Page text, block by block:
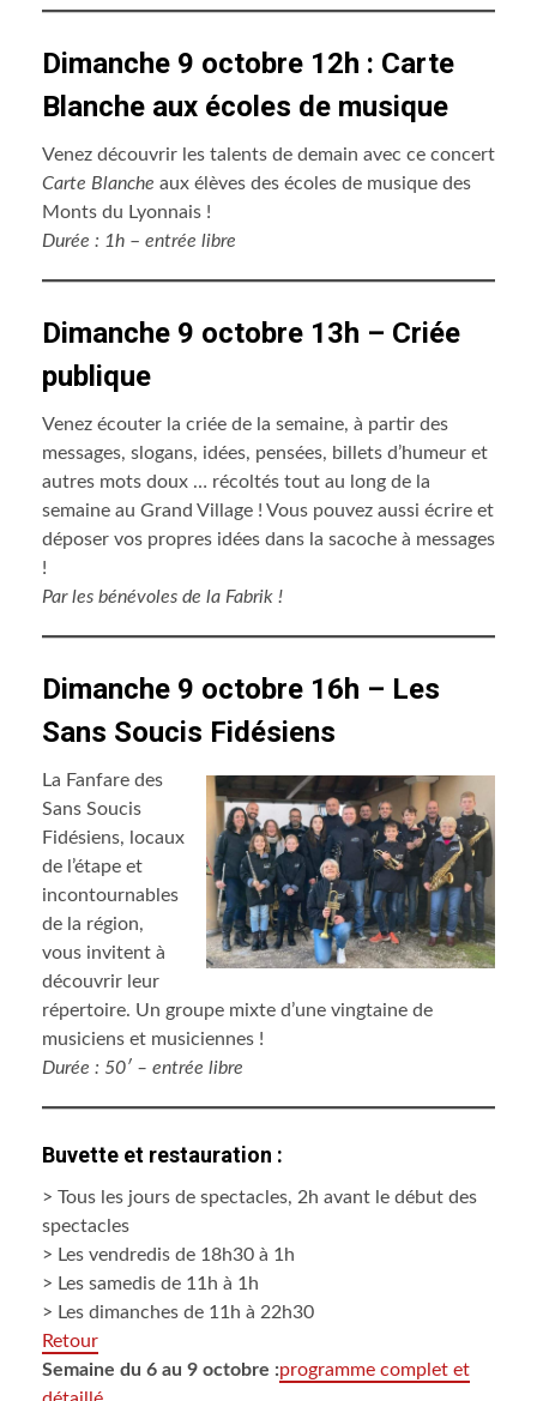
Dimanche 9 octobre 12h : Carte
Blanche aux écoles de musique
Venez découvrir les talents de demain avec ce concert
Carte Blanche aux élèves des écoles de musique des
Monts du Lyonnais !
Durée : 1h – entrée libre
Dimanche 9 octobre 13h – Criée
publique
Venez écouter la criée de la semaine, à partir des
messages, slogans, idées, pensées, billets d’humeur et
autres mots doux … récoltés tout au long de la
semaine au Grand Village ! Vous pouvez aussi écrire et
déposer vos propres idées dans la sacoche à messages
!
Par les bénévoles de la Fabrik !
Dimanche 9 octobre 16h – Les
Sans Soucis Fidésiens
La Fanfare des
Sans Soucis
Fidésiens, locaux
de l’étape et
incontournables
de la région,
vous invitent à
découvrir leur
répertoire. Un groupe mixte d’une vingtaine de
musiciens et musiciennes !
Durée : 50′ – entrée libre
Buvette et restauration :
> Tous les jours de spectacles, 2h avant le début des
spectacles
> Les vendredis de 18h30 à 1h
> Les samedis de 11h à 1h
> Les dimanches de 11h à 22h30
Retour
Semaine du 6 au 9 octobre :programme complet et